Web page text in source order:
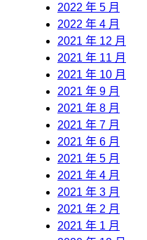
2022 年 5 月
2022 年 4 月
2021 年 12 月
2021 年 11 月
2021 年 10 月
2021 年 9 月
2021 年 8 月
2021 年 7 月
2021 年 6 月
2021 年 5 月
2021 年 4 月
2021 年 3 月
2021 年 2 月
2021 年 1 月